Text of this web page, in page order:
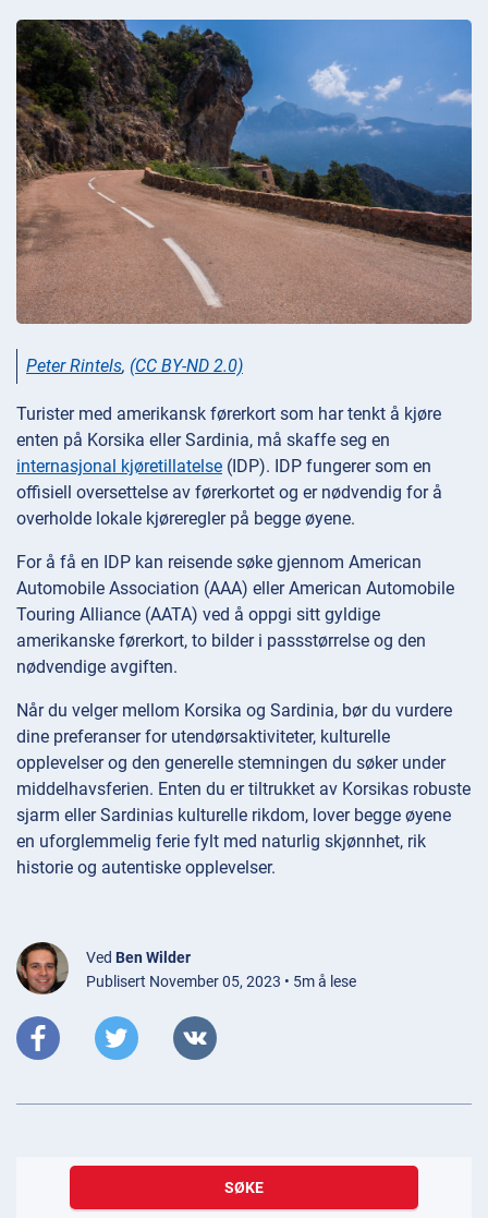
Peter Rintels, (CC BY-ND 2.0)
Turister med amerikansk førerkort som har tenkt å kjøre
enten på Korsika eller Sardinia, må skaffe seg en
internasjonal kjøretillatelse (IDP). IDP fungerer som en
offisiell oversettelse av førerkortet og er nødvendig for å
overholde lokale kjøreregler på begge øyene.
For å få en IDP kan reisende søke gjennom American
Automobile Association (AAA) eller American Automobile
Touring Alliance (AATA) ved å oppgi sitt gyldige
amerikanske førerkort, to bilder i passstørrelse og den
nødvendige avgiften.
Når du velger mellom Korsika og Sardinia, bør du vurdere
dine preferanser for utendørsaktiviteter, kulturelle
opplevelser og den generelle stemningen du søker under
middelhavsferien. Enten du er tiltrukket av Korsikas robuste
sjarm eller Sardinias kulturelle rikdom, lover begge øyene
en uforglemmelig ferie fylt med naturlig skjønnhet, rik
historie og autentiske opplevelser.
Ved Ben Wilder
Publisert November 05, 2023 • 5m å lese
SØKE